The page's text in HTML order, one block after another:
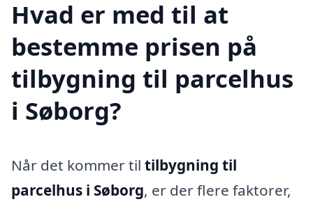
Hvad er med til at
bestemme prisen på
tilbygning til parcelhus
i Søborg?
Når det kommer til tilbygning til
parcelhus i Søborg, er der flere faktorer,